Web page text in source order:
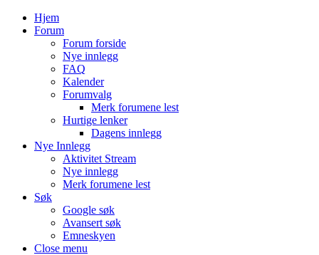
Hjem
Forum
Forum forside
Nye innlegg
FAQ
Kalender
Forumvalg
Merk forumene lest
Hurtige lenker
Dagens innlegg
Nye Innlegg
Aktivitet Stream
Nye innlegg
Merk forumene lest
Søk
Google søk
Avansert søk
Emneskyen
Close menu